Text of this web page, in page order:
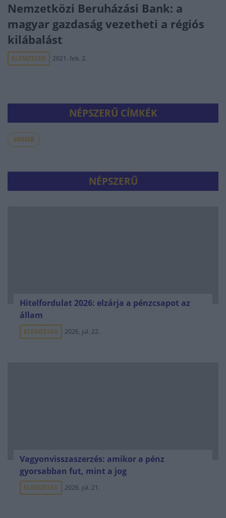
Nemzetközi Beruházási Bank: a
magyar gazdaság vezetheti a régiós
kilábalást
ELEMZÉSEK 2021. feb. 2.
NÉPSZERŰ CÍMKÉK
#MNB
NÉPSZERŰ
Hitelfordulat 2026: elzárja a pénzcsapot az
állam
ELEMZÉSEK 2026. júl. 22.
Vagyonvisszaszerzés: amikor a pénz
gyorsabban fut, mint a jog
ELEMZÉSEK 2026. júl. 21.